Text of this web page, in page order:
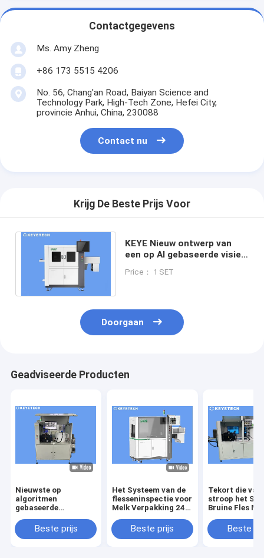
Contactgegevens
Ms. Amy Zheng
+86 173 5515 4206
No. 56, Chang'an Road, Baiyan Science and
Technology Park, High-Tech Zone, Hefei City,
provincie Anhui, China, 230088
Contact nu
Krijg De Beste Prijs Voor
KEYE Nieuw ontwerp van
een op AI gebaseerde visie-
HDPE/PP-flessen
Price： 1 SET
Doorgaan
Geadviseerde Producten
Nieuwste op
algoritmen
gebaseerde
voor bruine flessen
Beste prijs
Het Systeem van de
flesseninspectie voor
Melk Verpakking 240
keurt goedBeste prijs
Tekort die van
stroop het
Bruine Fles
ontdekken
Beste